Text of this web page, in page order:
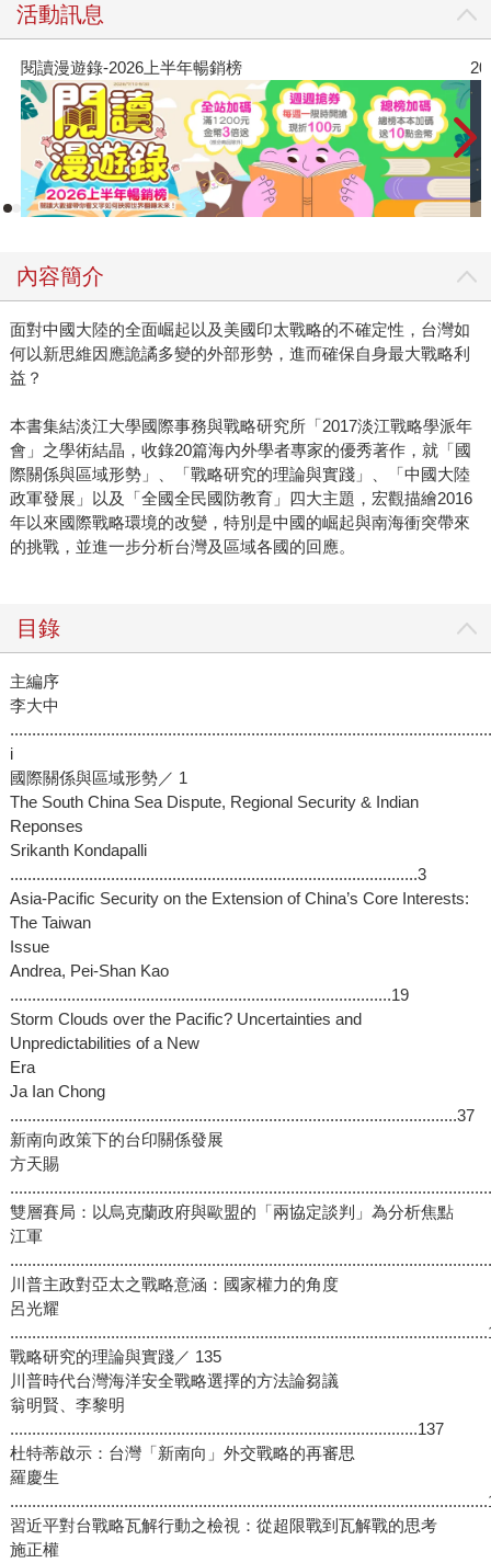
活動訊息
閱讀漫遊錄-2026上半年暢銷榜
內容簡介
面對中國大陸的全面崛起以及美國印太戰略的不確定性，台灣如
何以新思維因應詭譎多變的外部形勢，進而確保自身最大戰略利
益？
本書集結淡江大學國際事務與戰略研究所「2017淡江戰略學派年
會」之學術結晶，收錄20篇海內外學者專家的優秀著作，就「國
際關係與區域形勢」、「戰略研究的理論與實踐」、「中國大陸
政軍發展」以及「全國全民國防教育」四大主題，宏觀描繪2016
年以來國際戰略環境的改變，特別是中國的崛起與南海衝突帶來
的挑戰，並進一步分析台灣及區域各國的回應。
目錄
主編序
李大中
i
國際關係與區域形勢／ 1
The South China Sea Dispute, Regional Security & Indian
Reponses
Srikanth Kondapalli
.............................................................................................3
Asia-Pacific Security on the Extension of China’s Core Interests:
The Taiwan
Issue
Andrea, Pei-Shan Kao
.......................................................................................19
Storm Clouds over the Pacific? Uncertainties and
Unpredictabilities of a New
Era
Ja Ian Chong
......................................................................................................37
新南向政策下的台印關係發展
方天賜
雙層賽局：以烏克蘭政府與歐盟的「兩協定談判」為分析焦點
江軍
川普主政對亞太之戰略意涵：國家權力的角度
呂光耀
戰略研究的理論與實踐／ 135
川普時代台灣海洋安全戰略選擇的方法論芻議
翁明賢、李黎明
.............................................................................................137
杜特蒂啟示：台灣「新南向」外交戰略的再審思
羅慶生
習近平對台戰略瓦解行動之檢視：從超限戰到瓦解戰的思考
施正權